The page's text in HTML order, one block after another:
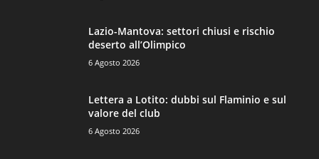
Lazio-Mantova: settori chiusi e rischio
deserto all’Olimpico
6 Agosto 2026
Lettera a Lotito: dubbi sul Flaminio e sul
valore del club
6 Agosto 2026